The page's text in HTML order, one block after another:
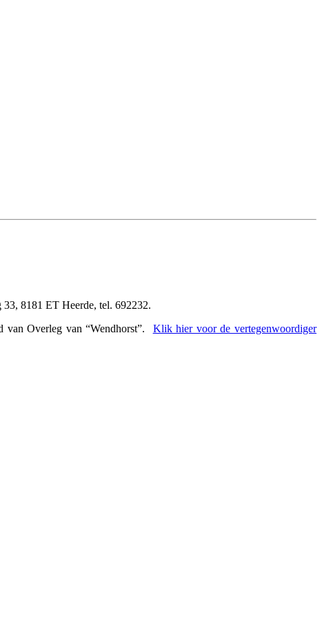
8181 ET Heerde, tel. 692232.
Overleg van “Wendhorst”. Klik hier voor de vertegenwoordiger